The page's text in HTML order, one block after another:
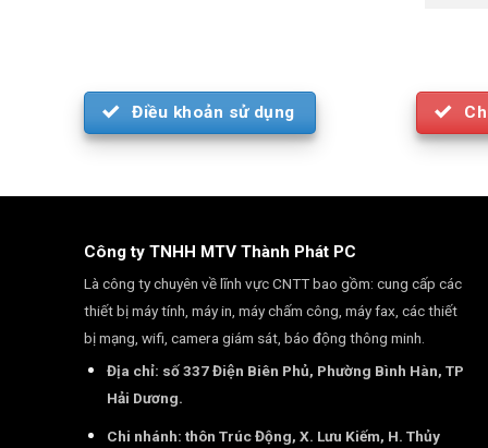
Điều khoản sử dụng
Công ty TNHH MTV Thành Phát PC
Là công ty chuyên về lĩnh vực CNTT bao gồm: cung cấp các
thiết bị máy tính, máy in, máy chấm công, máy fax, các thiết
bị mạng, wifi, camera giám sát, báo động thông minh.
Địa chỉ: số 337 Điện Biên Phủ, Phường Bình Hàn, TP
Hải Dương.
Chi nhánh: thôn Trúc Động, X. Lưu Kiếm, H. Thủy